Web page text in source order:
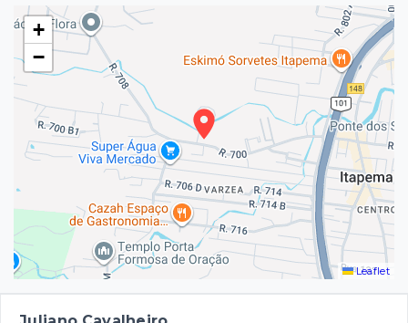
+
−
Leaflet